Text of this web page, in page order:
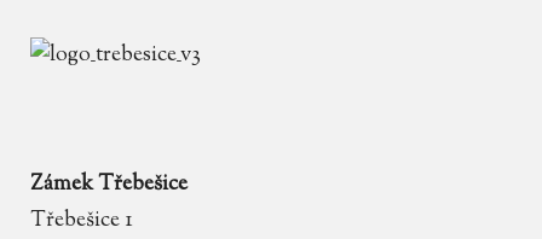
Zámek Třebešice
Třebešice 1